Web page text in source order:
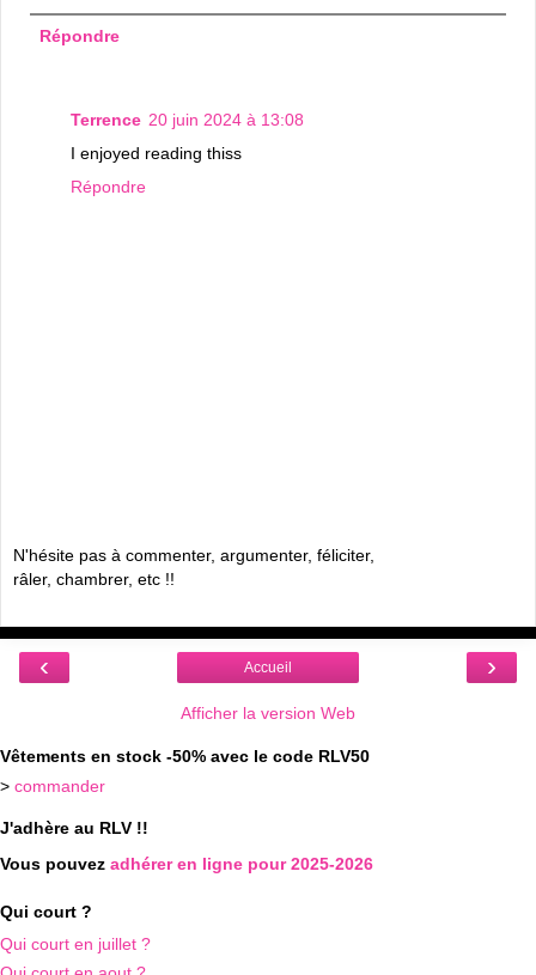
Répondre
Terrence 20 juin 2024 à 13:08
I enjoyed reading thiss
Répondre
N'hésite pas à commenter, argumenter, féliciter,
râler, chambrer, etc !!
‹ ›
Accueil
Afficher la version Web
Vêtements en stock -50% avec le code RLV50
> commander
J'adhère au RLV !!
Vous pouvez adhérer en ligne pour 2025-2026
Qui court ?
Qui court en juillet ?